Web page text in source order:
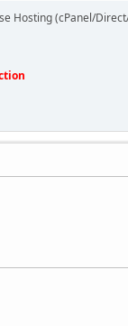
Hosting (cPanel/